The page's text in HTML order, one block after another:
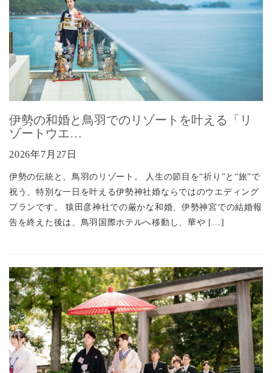
伊勢の和婚と鳥羽でのリゾートを叶える「リ
ゾートウエ…
2026年7月27日
伊勢の伝統と、鳥羽のリゾート。 人生の節目を“祈り”と“旅”で
祝う、特別な一日を叶える伊勢神社婚ならではのウエディング
プランです。 猿田彦神社での厳かな和婚、伊勢神宮での結婚報
告を終えた後は、鳥羽国際ホテルへ移動し、華や […]